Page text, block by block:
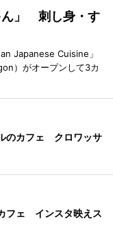
ん」 刺し身・す
Japanese Cuisine」
）がオープンして3カ
のカフェ クロワッサ
フェ インスタ映えス